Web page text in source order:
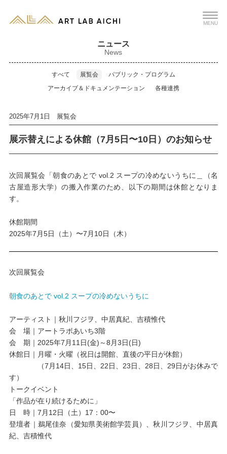
MENU
ニュース
News
すべて 展覧会
パブリック・プログラム
アーカイブ＆ドキュメンテーション
各種連携
2025年7月1日 展覧会
展示替えによる休館（7月5日〜10日）のお知らせ
次回展覧会「朝食のあとで vol.2 スープの冷めないうちに＿（名
古屋造形大学）の搬入作業のため、以下の期間は休館となりま
す。
休館期間
2025年7月5日（土）〜7月10日（木）
次回展覧会
朝食のあとで vol.2 スープの冷めないうちに
アーティスト｜秋川フジヲ、中居真紀、吉積惟代
会 場｜アートラボあいち3階
会 期｜2025年7月11日(金)～8月3日(日)
休館日｜月曜・火曜（祝日は開館、直後の平日が休館）
（7月14日、15日、22日、23日、28日、29日がお休みで
す）
トークイベント
「作品が在り続けるために」
日 時｜7月12日（土）17：00〜
登壇者｜鵜尾佳奈（愛知県美術館学芸員）、秋川フジヲ、中居真
紀、吉積惟代